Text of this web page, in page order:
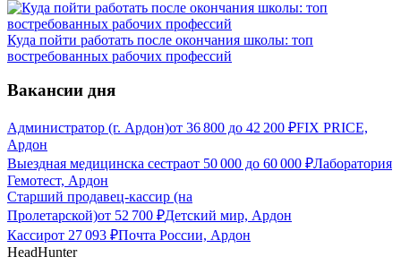
Куда пойти работать после окончания школы: топ
востребованных рабочих профессий
Вакансии дня
Администратор (г. Ардон)от 36 800 до 42 200 ₽FIX PRICE,
Ардон
Выездная медицинска сестраот 50 000 до 60 000 ₽Лаборатория
Гемотест, Ардон
Старший продавец-кассир (на
Пролетарской)от 52 700 ₽Детский мир, Ардон
Кассирот 27 093 ₽Почта России, Ардон
HeadHunter